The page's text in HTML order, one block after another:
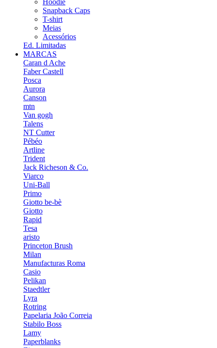
Hoodie
Snapback Caps
T-shirt
Meias
Acessórios
Ed. Limitadas
MARCAS
Caran d Ache
Faber Castell
Posca
Aurora
Canson
mtn
Van gogh
Talens
NT Cutter
Pébéo
Artline
Trident
Jack Richeson & Co.
Viarco
Uni-Ball
Primo
Giotto be-bè
Giotto
Rapid
Tesa
aristo
Princeton Brush
Milan
Manufacturas Roma
Casio
Pelikan
Staedtler
Lyra
Rotring
Papelaria João Correia
Stabilo Boss
Lamy
Paperblanks